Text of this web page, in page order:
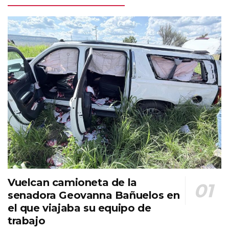
Vuelcan camioneta de la
senadora Geovanna Bañuelos en
el que viajaba su equipo de
trabajo